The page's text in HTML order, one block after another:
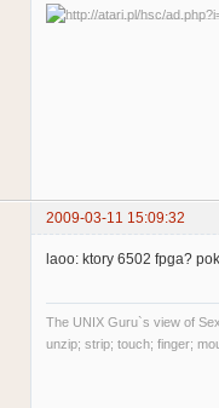
2009-03-11 15:09:32
laoo: ktory 6502 fpga?
The UNIX Guru`s view of
unzip; strip; touch; finger;